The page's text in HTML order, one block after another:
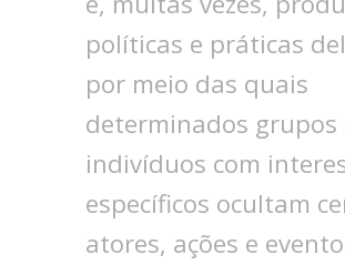
políticas e práticas
por meio das quais
determinados grupos
indivíduos com
específicos ocultam
atores, ações e